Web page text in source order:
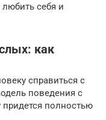
себя и
как
справиться с
поведения с
полностью